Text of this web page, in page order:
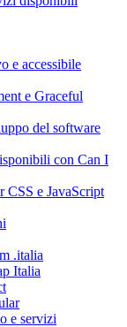
e accessibile
e Graceful
del software
con Can I
CSS e JavaScript
.italia
Italia
e servizi